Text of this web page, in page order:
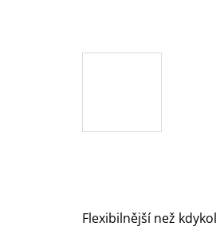
Flexibilnější než